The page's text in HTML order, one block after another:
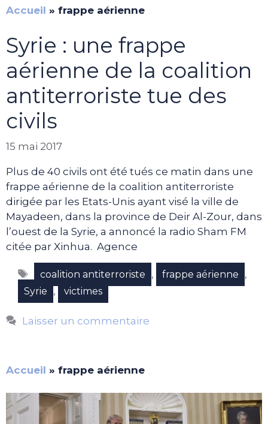
Accueil » frappe aérienne
Syrie : une frappe
aérienne de la coalition
antiterroriste tue des
civils
15 mai 2017
Plus de 40 civils ont été tués ce matin dans une
frappe aérienne de la coalition antiterroriste
dirigée par les Etats-Unis ayant visé la ville de
Mayadeen, dans la province de Deir Al-Zour, dans
l’ouest de la Syrie, a annoncé la radio Sham FM
citée par Xinhua. Agence
Étiquettes
coalition antiterroriste , frappe aérienne ,
Syrie , victimes
Laisser un commentaire
Accueil » frappe aérienne